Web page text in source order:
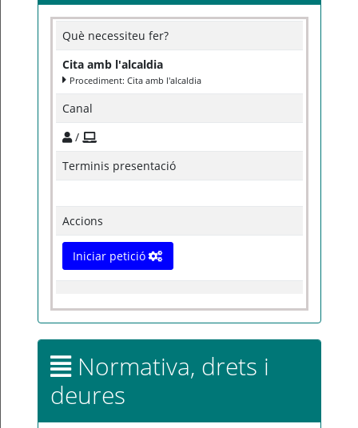
Què necessiteu fer?
Cita amb l'alcaldia
Procediment: Cita amb l'alcaldia
Canal
/
Terminis presentació
Accions
Iniciar petició
Normativa, drets i
deures